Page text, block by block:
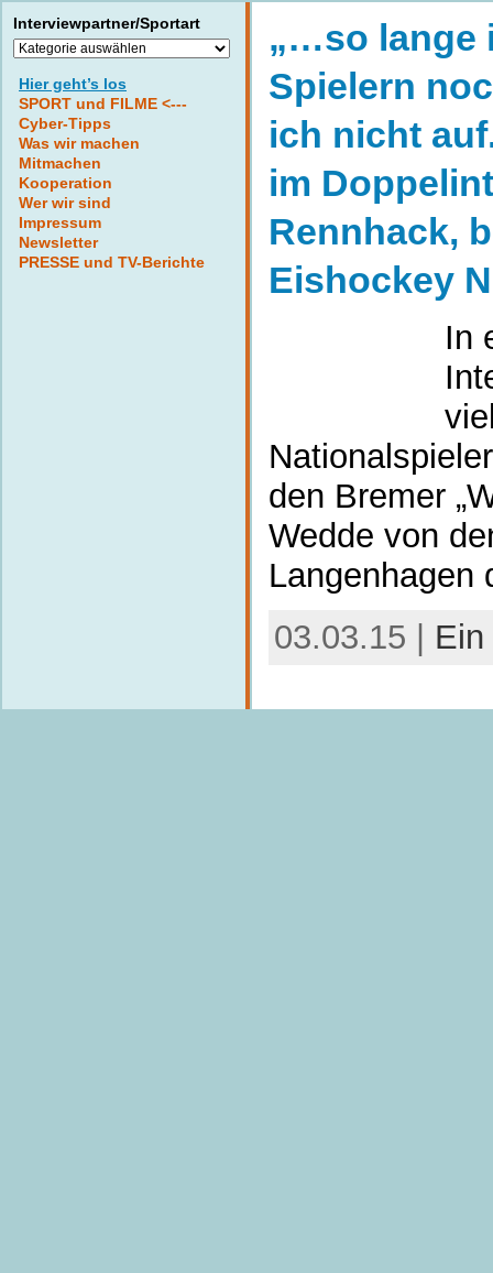
Interviewpartner/Sportart
Interviewpartner/Sportart
Hier geht’s los
SPORT und FILME <---
Cyber-Tipps
Was wir machen
Mitmachen
Kooperation
Wer wir sind
Impressum
Newsletter
PRESSE und TV-Berichte
„…so lange
Spielern
ich nicht
im
Rennhack,
Eishockey
In
den Bremer
Wedde von
Langenhagen
03.03.15 |